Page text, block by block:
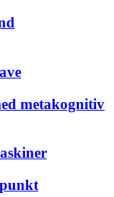
metakognitiv